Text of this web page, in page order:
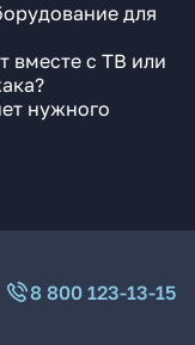
для
вместе с ТВ или
нужного
8 800 123-13-15